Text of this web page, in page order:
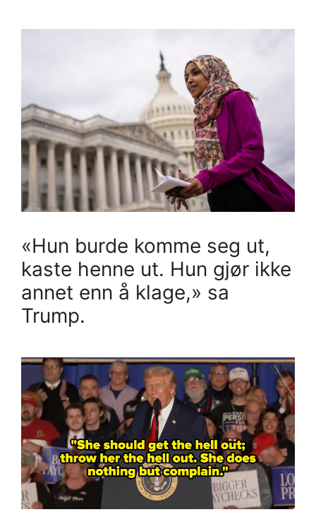
«Hun burde komme seg ut,
kaste henne ut. Hun gjør ikke
annet enn å klage,» sa
Trump.